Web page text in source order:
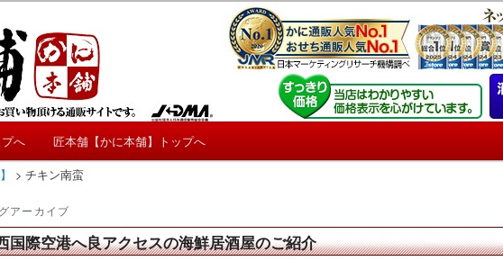
報局【たくじょー！】
てのおもしろ情報や興味深い記事をお届けします。
へ
匠本舗【かに本舗】トップへ
> チキン南蛮
アーカイブ
国際空港へ良アクセスの海鮮居酒屋のご紹介